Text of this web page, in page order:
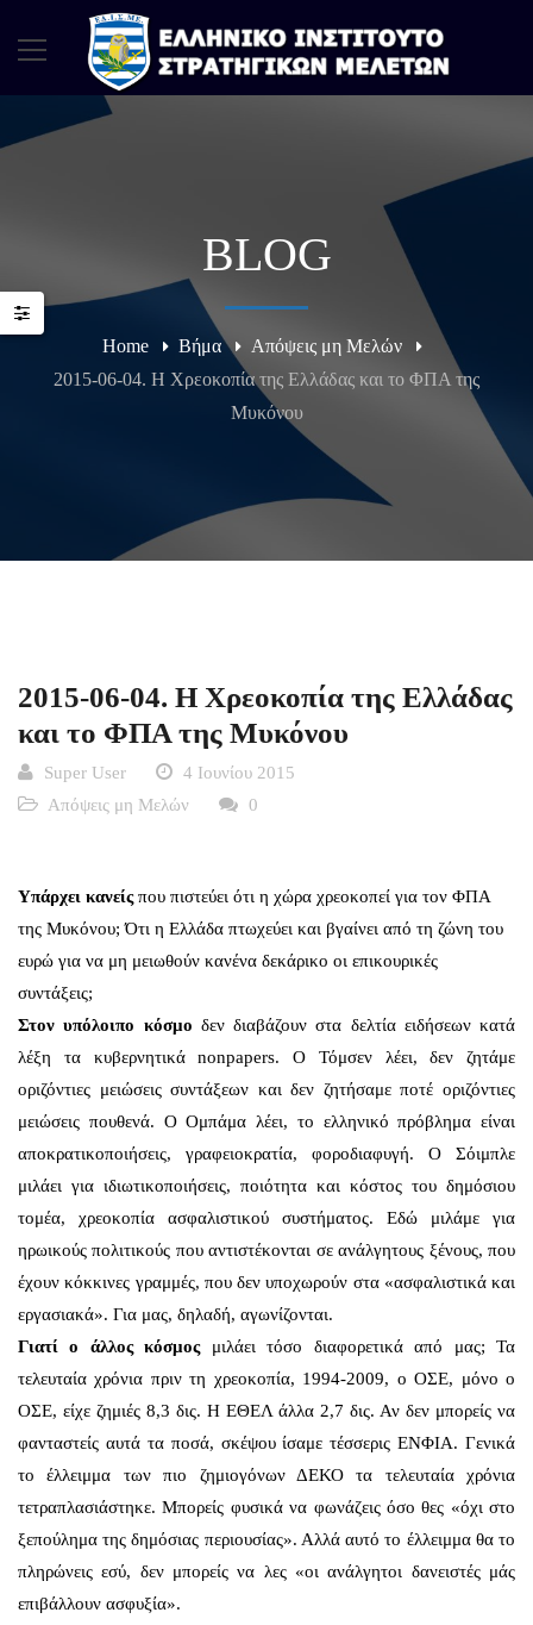
BLOG
Home Βήμα
Απόψεις μη Μελών
2015-06-04. Η Χρεοκοπία της Ελλάδας και το ΦΠΑ της
Μυκόνου
2015-06-04. Η Χρεοκοπία της Ελλάδας
και το ΦΠΑ της Μυκόνου
Super User
4 Ιουνίου 2015
Απόψεις μη Μελών
0
Υπάρχει κανείςπου πιστεύει ότι η χώρα χρεοκοπεί για τον ΦΠΑ
της Μυκόνου; Ότι η Ελλάδα πτωχεύει και βγαίνει από τη ζώνη του
ευρώ για να μη μειωθούν κανένα δεκάρικο οι επικουρικές
συντάξεις;
Στον υπόλοιπο κόσμο δεν διαβάζουν στα δελτία ειδήσεων κατά
λέξη τα κυβερνητικά nonpapers. Ο Τόμσεν λέει, δεν ζητάμε
οριζόντιες μειώσεις συντάξεων και δεν ζητήσαμε ποτέ οριζόντιες
μειώσεις πουθενά. Ο Ομπάμα λέει, το ελληνικό πρόβλημα είναι
αποκρατικοποιήσεις, γραφειοκρατία, φοροδιαφυγή. Ο Σόιμπλε
μιλάει για ιδιωτικοποιήσεις, ποιότητα και κόστος του δημόσιου
τομέα, χρεοκοπία ασφαλιστικού συστήματος. Εδώ μιλάμε για
ηρωικούς πολιτικούς που αντιστέκονται σε ανάλγητους ξένους, που
έχουν κόκκινες γραμμές, που δεν υποχωρούν στα «ασφαλιστικά και
εργασιακά». Για μας, δηλαδή, αγωνίζονται.
Γιατί ο άλλος κόσμος μιλάει τόσο διαφορετικά από μας; Τα
τελευταία χρόνια πριν τη χρεοκοπία, 1994-2009, ο ΟΣΕ, μόνο ο
ΟΣΕ, είχε ζημιές 8,3 δις. Η ΕΘΕΛ άλλα 2,7 δις. Αν δεν μπορείς να
φανταστείς αυτά τα ποσά, σκέψου ίσαμε τέσσερις ΕΝΦΙΑ. Γενικά
το έλλειμμα των πιο ζημιογόνων ΔΕΚΟ τα τελευταία χρόνια
τετραπλασιάστηκε. Μπορείς φυσικά να φωνάζεις όσο θες «όχι στο
ξεπούλημα της δημόσιας περιουσίας». Αλλά αυτό το έλλειμμα θα το
πληρώνεις εσύ, δεν μπορείς να λες «οι ανάλγητοι δανειστές μάς
επιβάλλουν ασφυξία».